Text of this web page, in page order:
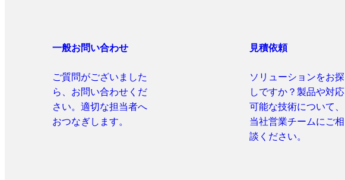
一般お問い合わせ
ご質問がございました
ら、お問い合わせくだ
さい。適切な担当者へ
おつなぎします。
見積依頼
ソリューションをお探
しですか？製品や対応
可能な技術について、
当社営業チームにご相
談ください。